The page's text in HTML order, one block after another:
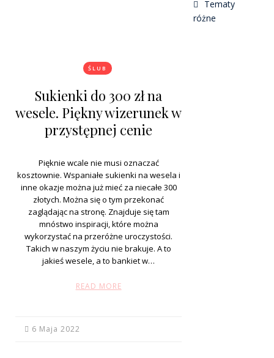
ŚLUB
Sukienki do 300 zł na
wesele. Piękny wizerunek w
przystępnej cenie
Pięknie wcale nie musi oznaczać
kosztownie. Wspaniałe sukienki na wesela i
inne okazje można już mieć za niecałe 300
złotych. Można się o tym przekonać
zaglądając na stronę. Znajduje się tam
mnóstwo inspiracji, które można
wykorzystać na przeróżne uroczystości.
Takich w naszym życiu nie brakuje. A to
jakieś wesele, a to bankiet w…
READ MORE
6 Maja 2022
Tematy
różne